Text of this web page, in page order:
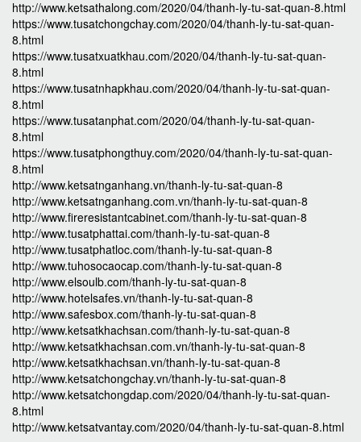
http://www.ketsathalong.com/2020/04/thanh-ly-tu-sat-quan-8.html
https://www.tusatchongchay.com/2020/04/thanh-ly-tu-sat-quan-
8.html
https://www.tusatxuatkhau.com/2020/04/thanh-ly-tu-sat-quan-
8.html
https://www.tusatnhapkhau.com/2020/04/thanh-ly-tu-sat-quan-
8.html
https://www.tusatanphat.com/2020/04/thanh-ly-tu-sat-quan-
8.html
https://www.tusatphongthuy.com/2020/04/thanh-ly-tu-sat-quan-
8.html
http://www.ketsatnganhang.vn/thanh-ly-tu-sat-quan-8
http://www.ketsatnganhang.com.vn/thanh-ly-tu-sat-quan-8
http://www.fireresistantcabinet.com/thanh-ly-tu-sat-quan-8
http://www.tusatphattai.com/thanh-ly-tu-sat-quan-8
http://www.tusatphatloc.com/thanh-ly-tu-sat-quan-8
http://www.tuhosocaocap.com/thanh-ly-tu-sat-quan-8
http://www.elsoulb.com/thanh-ly-tu-sat-quan-8
http://www.hotelsafes.vn/thanh-ly-tu-sat-quan-8
http://www.safesbox.com/thanh-ly-tu-sat-quan-8
http://www.ketsatkhachsan.com/thanh-ly-tu-sat-quan-8
http://www.ketsatkhachsan.com.vn/thanh-ly-tu-sat-quan-8
http://www.ketsatkhachsan.vn/thanh-ly-tu-sat-quan-8
http://www.ketsatchongchay.vn/thanh-ly-tu-sat-quan-8
http://www.ketsatchongdap.com/2020/04/thanh-ly-tu-sat-quan-
8.html
http://www.ketsatvantay.com/2020/04/thanh-ly-tu-sat-quan-8.html